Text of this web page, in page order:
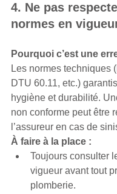
4. Ne pas
normes en
Pourquoi c’est une
Les normes techniques
DTU 60.11, etc.)
hygiène et durabilité.
non conforme peut être
l’assureur en cas de
À faire à la place :
Toujours consulter
vigueur avant tout
plomberie.